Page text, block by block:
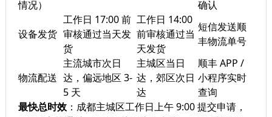
情况）
确认
设备发货
工作日 17:00 前
审核通过当天发
货
工作日 14:00
前审核通过当
天发货
短信发送顺
丰物流单号
物流配送
主流城市次日
达，偏远地区 3-
5 天
主城区当日
达，郊区次日
达
顺丰 APP /
小程序实时
查询
最快总时效：成都主城区工作日上午 9:00 提交申请，